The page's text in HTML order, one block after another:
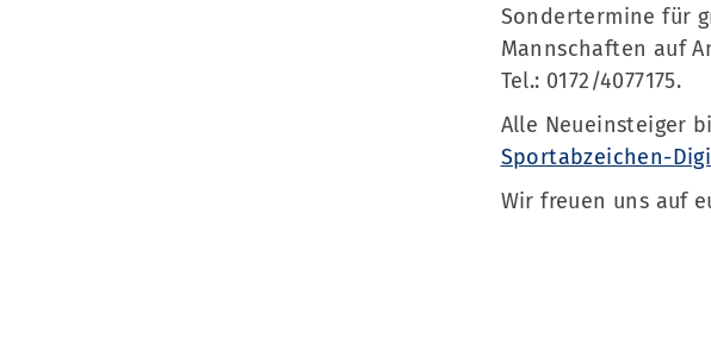
Fragen
Sondertermine für
Mannschaften auf
Tel.: 0172/4077175.
Alle Neueinsteiger
Sportabzeichen-
Wir freuen uns auf